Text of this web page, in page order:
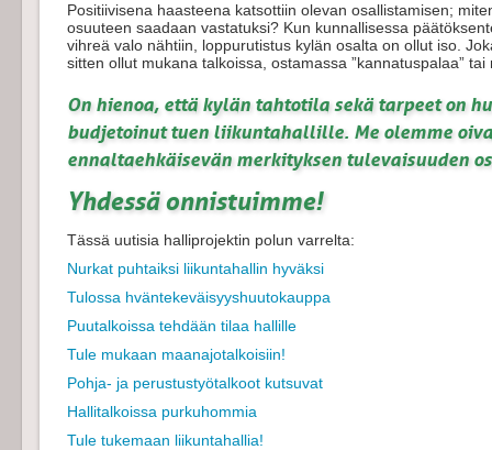
Positiivisena haasteena katsottiin olevan osallistamisen;
osuuteen saadaan vastatuksi? Kun kunnallisessa
vihreä valo nähtiin, loppurutistus kylän osalta on ollut iso.
sitten ollut mukana talkoissa, ostamassa ”kannatuspalaa”
On hienoa, että kylän tahtotila sekä tarpeet on
budjetoinut tuen liikuntahallille. Me olemme
ennaltaehkäisevän merkityksen tulevaisuuden
Yhdessä onnistuimme!
Tässä uutisia halliprojektin polun varrelta:
Nurkat puhtaiksi liikuntahallin hyväksi
Tulossa hväntekeväisyyshuutokauppa
Puutalkoissa tehdään tilaa hallille
Tule mukaan maanajotalkoisiin!
Pohja- ja perustustyötalkoot kutsuvat
Hallitalkoissa purkuhommia
Tule tukemaan liikuntahallia!